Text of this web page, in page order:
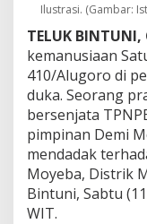
Ilustrasi. (Gambar:
TELUK BINTUNI,
kemanusiaan
410/Alugoro di
duka. Seorang
bersenjata
pimpinan Demi
mendadak
Moyeba, Distrik
Bintuni, Sabtu
WIT.